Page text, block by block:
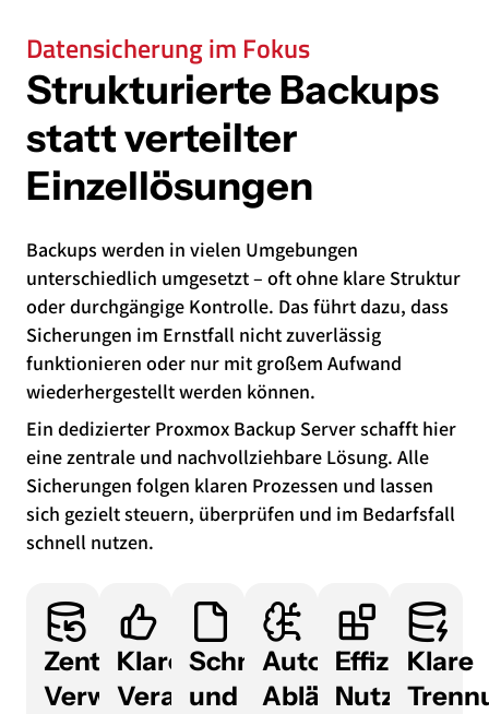
Datensicherung im Fokus
Strukturierte Backups
statt verteilter
Einzellösungen
Backups werden in vielen Umgebungen
unterschiedlich umgesetzt – oft ohne klare Struktur
oder durchgängige Kontrolle. Das führt dazu, dass
Sicherungen im Ernstfall nicht zuverlässig
funktionieren oder nur mit großem Aufwand
wiederhergestellt werden können.
Ein dedizierter Proxmox Backup Server schafft hier
eine zentrale und nachvollziehbare Lösung. Alle
Sicherungen folgen klaren Prozessen und lassen
sich gezielt steuern, überprüfen und im Bedarfsfall
schnell nutzen.
Zentrale
Verwaltung
Klare
Verantwortlichkeiten
Schnelle
und
Automatisierte
Abläufe
Effiziente
Nutzung
Klare